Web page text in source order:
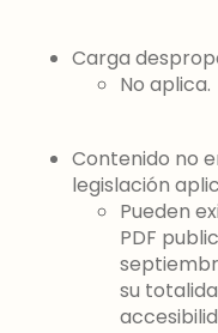
Carga
No aplica.
Contenido no
legislación
Pueden
PDF
su